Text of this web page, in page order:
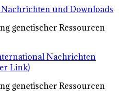
und Downloads
genetischer Ressourcen
Nachrichten
Link)
genetischer Ressourcen